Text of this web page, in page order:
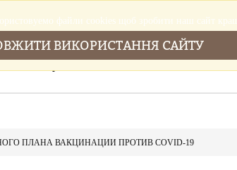
Послуги Новини
ПЛАНА ВАКЦИНАЦИИ ПРОТИВ COVID-19
файли cookies щоб зробити наш сайт
ВИКОРИСТАННЯ САЙТУ